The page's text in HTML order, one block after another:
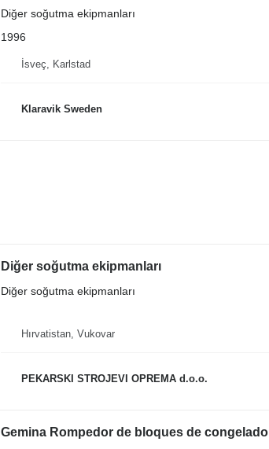
Diğer soğutma ekipmanları
1996
İsveç, Karlstad
Klaravik Sweden
Diğer soğutma ekipmanları
Diğer soğutma ekipmanları
Hırvatistan, Vukovar
PEKARSKI STROJEVI OPREMA d.o.o.
Gemina Rompedor de bloques de congelado